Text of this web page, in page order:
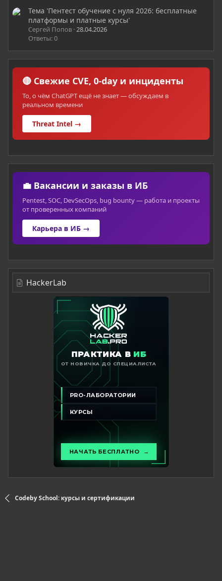
Тема 'Пентест обучение с нуля 2026: бесплатные
платформы и платные курсы'
Сергей Попов 28.04.2026
Ответы: 0
🔴 Свежие CVE, 0-day и инциденты
То, о чём ChatGPT ещё не знает — обсуждаем в
реальном времени
Threat Intel →
💼 Вакансии и заказы в ИБ
Pentest, SOC, DevSecOps, bug bounty — работа и проекты
от проверенных компаний
Карьера в ИБ →
HackerLab
Codeby School: курсы и сертификации